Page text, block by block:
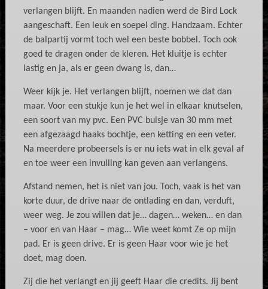
verlangen blijft. En maanden nadien werd de Bird Lock
aangeschaft. Een leuk en soepel ding. Handzaam. Echter
de balpartij vormt toch wel een beste bobbel. Toch ook
goed te dragen onder de kleren. Het kluitje is echter
lastig en ja, als er geen dwang is, dan…
Weer kijk je. Het verlangen blijft, noemen we dat dan
maar. Voor een stukje kun je het wel in elkaar knutselen,
een soort van my pvc. Een PVC buisje van 30 mm met
een afgezaagd haaks bochtje, een ketting en een veter.
Na meerdere probeersels is er nu iets wat in elk geval af
en toe weer een invulling kan geven aan verlangens.
Afstand nemen, het is niet van jou. Toch, vaak is het van
korte duur, de drive naar de ontlading en dan, verduft,
weer weg. Je zou willen dat je… dagen… weken… en dan
– voor en van Haar – mag… Wie weet komt Ze op mijn
pad. Er is geen drive. Er is geen Haar voor wie je het
doet, mag doen.
Zij die het verlangt en jij geeft Haar die credits. Jij bent